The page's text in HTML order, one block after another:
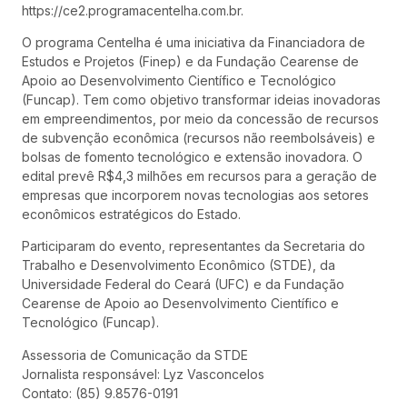
https://ce2.programacentelha.com.br.
O programa Centelha é uma iniciativa da Financiadora de
Estudos e Projetos (Finep) e da Fundação Cearense de
Apoio ao Desenvolvimento Científico e Tecnológico
(Funcap). Tem como objetivo transformar ideias inovadoras
em empreendimentos, por meio da concessão de recursos
de subvenção econômica (recursos não reembolsáveis) e
bolsas de fomento tecnológico e extensão inovadora. O
edital prevê R$4,3 milhões em recursos para a geração de
empresas que incorporem novas tecnologias aos setores
econômicos estratégicos do Estado.
Participaram do evento, representantes da Secretaria do
Trabalho e Desenvolvimento Econômico (STDE), da
Universidade Federal do Ceará (UFC) e da Fundação
Cearense de Apoio ao Desenvolvimento Científico e
Tecnológico (Funcap).
Assessoria de Comunicação da STDE
Jornalista responsável: Lyz Vasconcelos
Contato: (85) 9.8576-0191